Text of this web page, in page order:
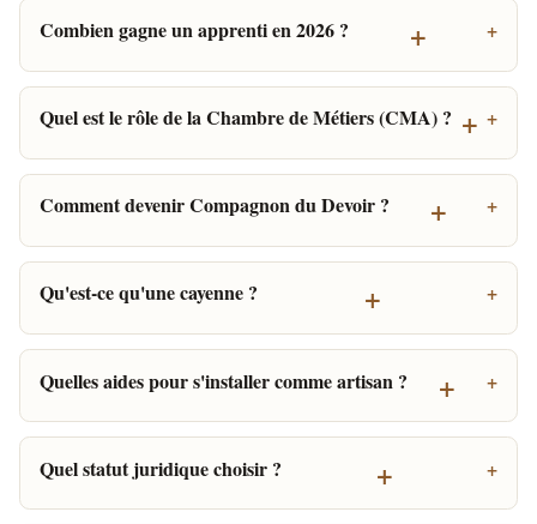
Combien gagne un apprenti en 2026 ? +
Quel est le rôle de la Chambre de Métiers (CMA) ? +
Comment devenir Compagnon du Devoir ? +
Qu'est-ce qu'une cayenne ? +
Quelles aides pour s'installer comme artisan ? +
Quel statut juridique choisir ? +